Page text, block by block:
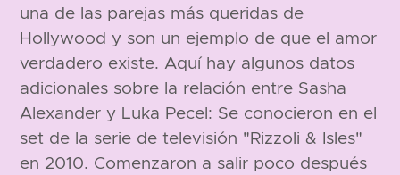
una de las parejas más queridas de
Hollywood y son un ejemplo de que el amor
verdadero existe. Aquí hay algunos datos
adicionales sobre la relación entre Sasha
Alexander y Luka Pecel: Se conocieron en el
set de la serie de televisión "Rizzoli & Isles"
en 2010. Comenzaron a salir poco después